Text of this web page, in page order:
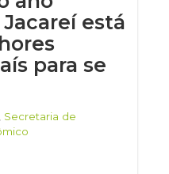
está
para se
Secretaria de